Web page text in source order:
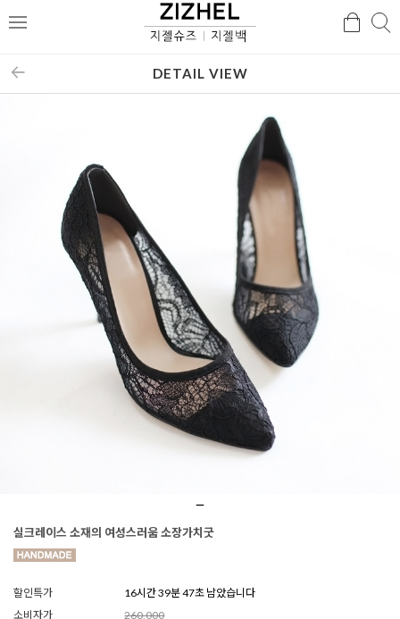
메
검
DETAIL VIEW
실크레이스 소재의 여성스러움 소장가치굿
할인특가
16시간 39분 44초 남았습니다
소비자가
260,000